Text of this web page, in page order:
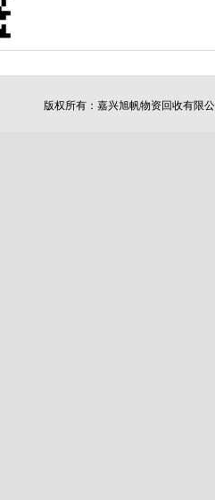
版权所有： 嘉兴旭帆物资回收有限